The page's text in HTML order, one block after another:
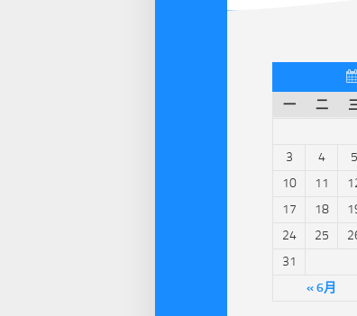
一
二
« 6月
3
4 5
10
11
17
18
24
25
31